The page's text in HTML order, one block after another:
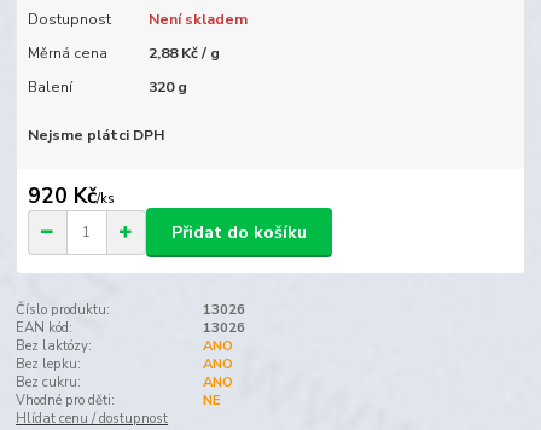
Dostupnost
Není skladem
Měrná cena
2,88 Kč / g
Balení
320 g
Nejsme plátci DPH
920 Kč/ks
Přidat do košíku
Číslo produktu:
13026
EAN kód:
13026
Bez laktózy:
ANO
Bez lepku:
ANO
Bez cukru:
ANO
Vhodné pro děti:
NE
Hlídat cenu / dostupnost